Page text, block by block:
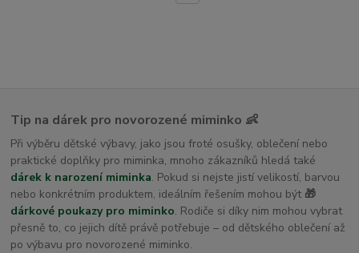
Tip na dárek pro novorozené miminko 👶
Při výběru dětské výbavy, jako jsou froté osušky, oblečení nebo
praktické doplňky pro miminka, mnoho zákazníků hledá také
dárek k narození miminka. Pokud si nejste jistí velikostí, barvou
nebo konkrétním produktem, ideálním řešením mohou být 🎁
dárkové poukazy pro miminko. Rodiče si díky nim mohou vybrat
přesně to, co jejich dítě právě potřebuje – od dětského oblečení až
po výbavu pro novorozené miminko.